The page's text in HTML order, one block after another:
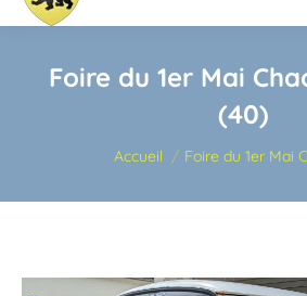
Foire du 1er Mai
(40)
Vous êtes ici :
Accueil Foire du 1er Mai